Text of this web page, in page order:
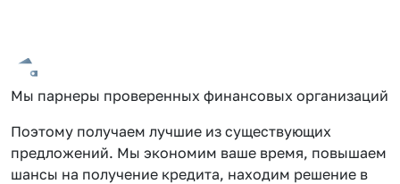
Мы парнеры проверенных финансовых организаций
Поэтому получаем лучшие из существующих
предложений. Мы экономим ваше время, повышаем
шансы на получение кредита, находим решение в